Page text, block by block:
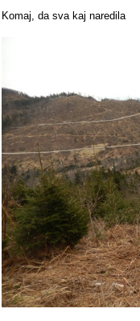
Komaj, da sva kaj naredila